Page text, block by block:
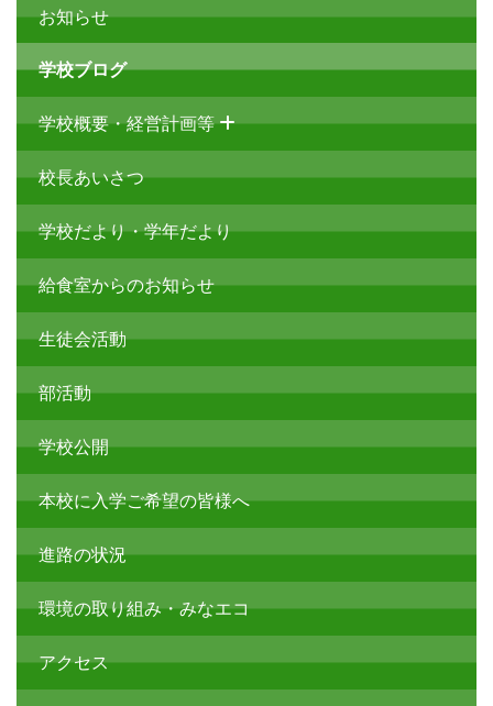
お知らせ
学校ブログ
学校概要・経営計画等
校長あいさつ
学校だより・学年だより
給食室からのお知らせ
生徒会活動
部活動
学校公開
本校に入学ご希望の皆様へ
進路の状況
環境の取り組み・みなエコ
アクセス